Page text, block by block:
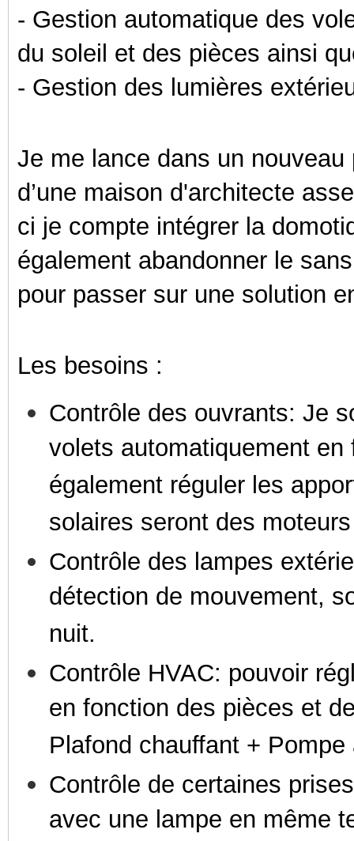
- Gestion automatique des
du soleil et des pièces ainsi
- Gestion des lumières
Je me lance dans un
d’une maison d'architecte
ci je compte intégrer la
également abandonner le
pour passer sur une solution
Les besoins :
Contrôle des ouvrants: Je
volets automatiquement
également réguler les
solaires seront des
Contrôle des lampes
détection de mouvement,
nuit.
Contrôle HVAC: pouvoir
en fonction des pièces et
Plafond chauffant + Pompe
Contrôle de certaines
avec une lampe en même